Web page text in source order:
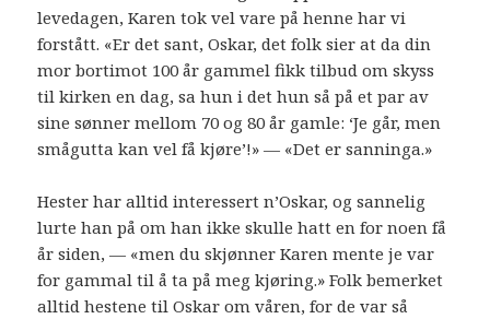
levedagen, Karen tok vel vare på henne har vi
forstått. «Er det sant, Oskar, det folk sier at da din
mor bortimot 100 år gammel fikk tilbud om skyss
til kirken en dag, sa hun i det hun så på et par av
sine sønner mellom 70 og 80 år gamle: ‘Je går, men
smågutta kan vel få kjøre’!» — «Det er sanninga.»
Hester har alltid interessert n’Oskar, og sannelig
lurte han på om han ikke skulle hatt en for noen få
år siden, — «men du skjønner Karen mente je var
for gammal til å ta på meg kjøring.» Folk bemerket
alltid hestene til Oskar om våren, for de var så